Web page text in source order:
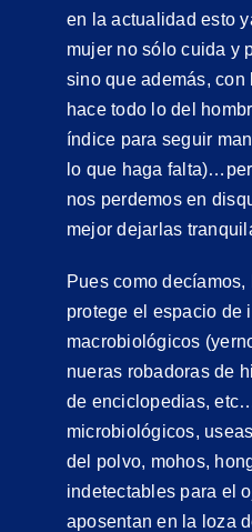
en la actualidad esto
mujer no sólo cuida y
sino que además, con
hace todo lo del
índice para seguir
lo que haga
nos perdemos en
mejor dejarlas
Pues como
protege el espacio de
macrobiológicos
nueras robadoras de
de enciclopedias,
microbiológicos,
del polvo, mohos,
indetectables para el
aposentan en la loza